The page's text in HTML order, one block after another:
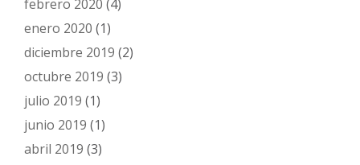
febrero 2020 (4)
enero 2020 (1)
diciembre 2019 (2)
octubre 2019 (3)
julio 2019 (1)
junio 2019 (1)
abril 2019 (3)